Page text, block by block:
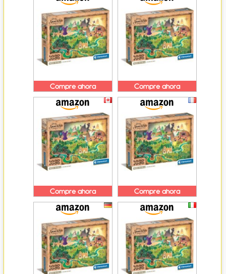
Compre ahora Compre ahora
Compre ahora Compre ahora